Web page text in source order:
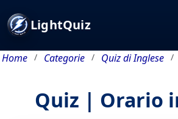
LightQuiz
Home Categorie Quiz di Inglese
Quiz | Orario